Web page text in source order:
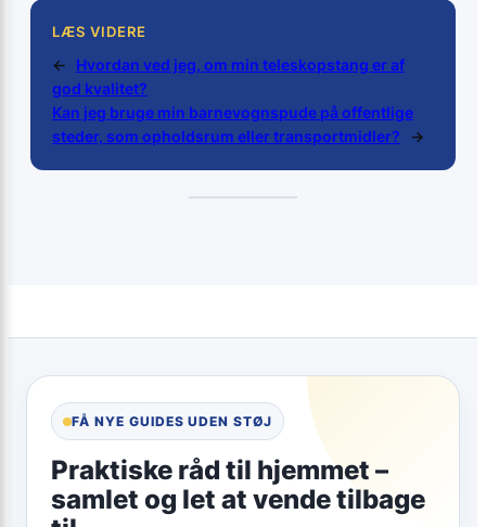
LÆS VIDERE
←
Hvordan ved jeg, om min teleskopstang er af
god kvalitet?
Kan jeg bruge min barnevognspude på offentlige
steder, som opholdsrum eller transportmidler?
→
FÅ NYE GUIDES UDEN STØJ
Praktiske råd til hjemmet –
samlet og let at vende tilbage